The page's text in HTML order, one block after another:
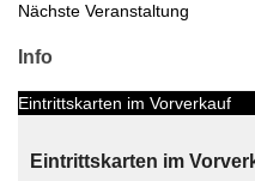
Nächste Veranstaltung
Info
Eintrittskarten im Vorverkauf
Eintrittskarten im